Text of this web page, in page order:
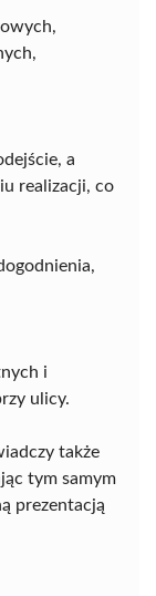
a
realizacji, co
i
ulicy.
także
tym samym
prezentacją